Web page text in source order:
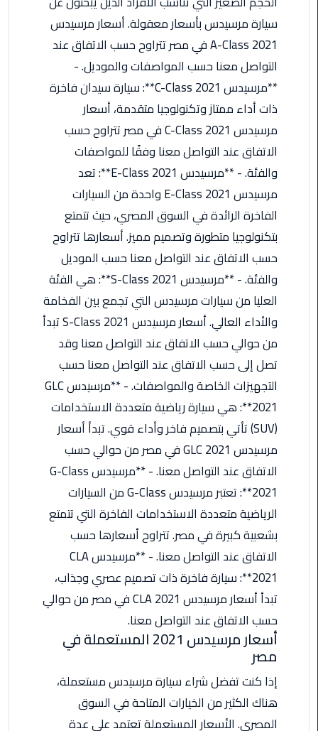
مطروح
ليموزين
سفنكس
خدمة
ليموزين
الغردقة
ليموزين
دهب
والعكس
ليموزين
مرسيدس
بالسائق
ليموزين
مطار
العلمين
الجديدة
ليموزين
الاسكندريه
السويس
تاكسي
المطار
ليموزين
الاسكندريه
الشيخ
سيارة مرسيدس بأسعار معقولة. أسعار مرسيدس
A-Class 2021 في مصر تتراوح حسب الاتفاق عند
التواصل معنا حسب المواصفات والموديل. -
**مرسيدس C-Class 2021**: سيارة سيدان فاخرة
ذات أداء ممتاز وتكنولوجيا متقدمة، أسعار
مرسيدس C-Class 2021 في مصر تتراوح حسب
الاتفاق عند التواصل معنا وفقًا للمواصفات
والفئة. - **مرسيدس E-Class 2021**: تعد
مرسيدس E-Class 2021 واحدة من السيارات
الفاخرة الرائدة في السوق المصري، حيث تتمتع
بتكنولوجيا متطورة وتصميم مميز. أسعارها تتراوح
حسب الاتفاق عند التواصل معنا حسب الموديل
والفئة. - **مرسيدس S-Class 2021**: هي الفئة
العليا من سيارات مرسيدس التي تجمع بين الفخامة
والأداء العالي. أسعار مرسيدس S-Class 2021 تبدأ
من حوالي حسب الاتفاق عند التواصل معنا وقد
تصل إلى حسب الاتفاق عند التواصل معنا حسب
التجهيزات الخاصة والمواصفات. - **مرسيدس GLC
2021**: هي سيارة رياضية متعددة الاستخدامات
(SUV) تأتي بتصميم فاخر وأداء قوي. تبدأ أسعار
مرسيدس GLC 2021 في مصر من حوالي حسب
الاتفاق عند التواصل معنا. - **مرسيدس G-Class
2021**: تعتبر مرسيدس G-Class من السيارات
الرياضية متعددة الاستخدامات الفاخرة التي تتمتع
بشعبية كبيرة في مصر. تتراوح أسعارها حسب
الاتفاق عند التواصل معنا. - **مرسيدس CLA
2021**: سيارة فاخرة ذات تصميم عصري وجذاب،
تبدأ أسعار مرسيدس CLA 2021 في مصر من حوالي
حسب الاتفاق عند التواصل معنا.
أسعار مرسيدس 2021 المستعملة في
مصر
إذا كنت تفضل شراء سيارة مرسيدس مستعملة،
هناك الكثير من الخيارات المتاحة في السوق
المصري. الأسعار المستعملة تعتمد على عدة